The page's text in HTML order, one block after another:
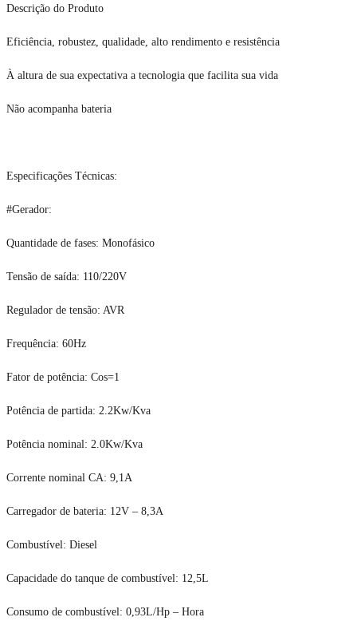
Descrição do Produto
Eficiência, robustez, qualidade, alto rendimento e resistência
À altura de sua expectativa a tecnologia que facilita sua vida
Não acompanha bateria
Especificações Técnicas:
#Gerador:
Quantidade de fases: Monofásico
Tensão de saída: 110/220V
Regulador de tensão: AVR
Frequência: 60Hz
Fator de potência: Cos=1
Potência de partida: 2.2Kw/Kva
Potência nominal: 2.0Kw/Kva
Corrente nominal CA: 9,1A
Carregador de bateria: 12V – 8,3A
Combustível: Diesel
Capacidade do tanque de combustível: 12,5L
Consumo de combustível: 0,93L/Hp – Hora